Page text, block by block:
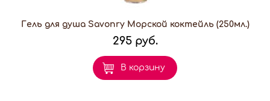
Гель для душа Savonry Морской коктейль (250мл.)
295 руб.
В корзину